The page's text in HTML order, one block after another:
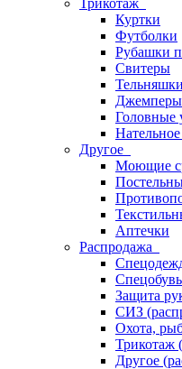
Трикотаж
Куртки
Футболки
Рубашки
Свитеры
Тельняшки
Джемперы
Головные
Нательное
Другое
Моющие
Аптечки
Распродажа
Защита
СИЗ
Охота,
Трикотаж
Другое